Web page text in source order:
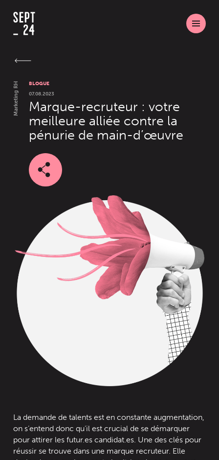
Marketing RH
BLOGUE
07.08.2023
Marque-recruteur : votre
meilleure alliée contre la
pénurie de main-d’œuvre
La demande de talents est en constante augmentation,
on s’entend donc qu’il est crucial de se démarquer
pour attirer les futur.es candidat.es. Une des clés pour
réussir se trouve dans une marque recruteur. Elle